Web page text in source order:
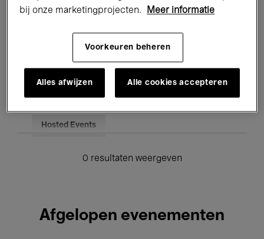
Voor iedereen Kids’ Palace
Onderwijs Rondleidingen
Hosted Events
0 resultaten weergeven
Afgelopen evenementen
bij onze marketingprojecten.
Meer informatie
Voorkeuren beheren
Alles afwijzen Alle cookies accepteren